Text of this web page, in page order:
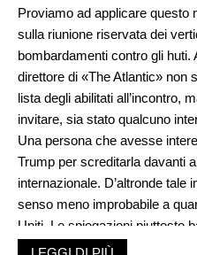
Proviamo ad applicare questo
sulla riunione riservata dei
bombardamenti contro gli huti.
direttore di «The Atlantic» non
lista degli abilitati all’incontro,
invitare, sia stato qualcuno
Una persona che avesse
Trump per screditarla davanti
internazionale. D’altronde tale
senso meno improbabile a
Uniti. Le spiegazioni piuttosto
Trump ha insistito in questi